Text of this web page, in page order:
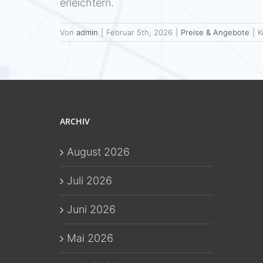
erleichtern.
Von admin Februar 5th, 2026 Preise & Angebote
ARCHIV
August 2026
Juli 2026
Juni 2026
Mai 2026